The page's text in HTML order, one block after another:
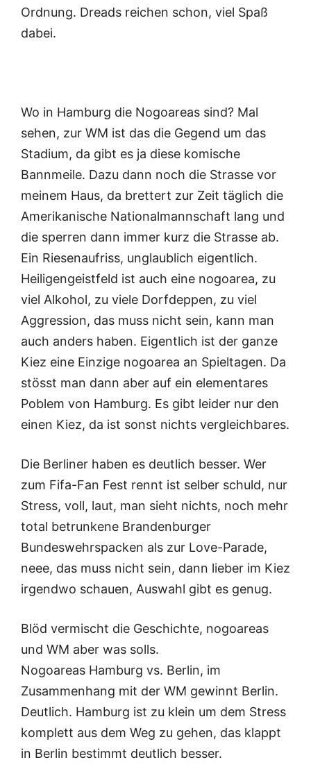
Ordnung. Dreads reichen schon, viel Spaß
dabei.
Wo in Hamburg die Nogoareas sind? Mal
sehen, zur WM ist das die Gegend um das
Stadium, da gibt es ja diese komische
Bannmeile. Dazu dann noch die Strasse vor
meinem Haus, da brettert zur Zeit täglich die
Amerikanische Nationalmannschaft lang und
die sperren dann immer kurz die Strasse ab.
Ein Riesenaufriss, unglaublich eigentlich.
Heiligengeistfeld ist auch eine nogoarea, zu
viel Alkohol, zu viele Dorfdeppen, zu viel
Aggression, das muss nicht sein, kann man
auch anders haben. Eigentlich ist der ganze
Kiez eine Einzige nogoarea an Spieltagen. Da
stösst man dann aber auf ein elementares
Poblem von Hamburg. Es gibt leider nur den
einen Kiez, da ist sonst nichts vergleichbares.
Die Berliner haben es deutlich besser. Wer
zum Fifa-Fan Fest rennt ist selber schuld, nur
Stress, voll, laut, man sieht nichts, noch mehr
total betrunkene Brandenburger
Bundeswehrspacken als zur Love-Parade,
neee, das muss nicht sein, dann lieber im Kiez
irgendwo schauen, Auswahl gibt es genug.
Blöd vermischt die Geschichte, nogoareas
und WM aber was solls.
Nogoareas Hamburg vs. Berlin, im
Zusammenhang mit der WM gewinnt Berlin.
Deutlich. Hamburg ist zu klein um dem Stress
komplett aus dem Weg zu gehen, das klappt
in Berlin bestimmt deutlich besser.